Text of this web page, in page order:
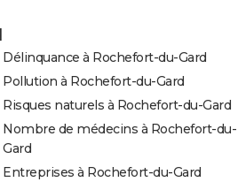
Délinquance à Rochefort-du-Gard
Pollution à Rochefort-du-Gard
Risques naturels à Rochefort-du-Gard
Nombre de médecins à Rochefort-du-
Gard
Entreprises à Rochefort-du-Gard